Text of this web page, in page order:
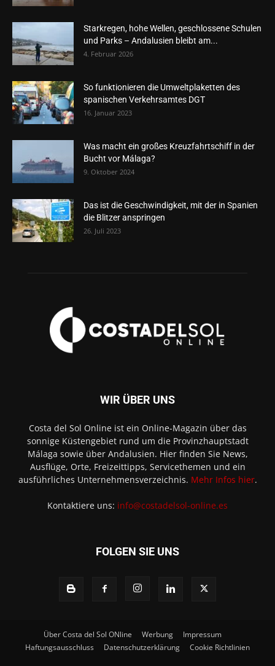
Starkregen, hohe Wellen, geschlossene Schulen
und Parks – Andalusien bleibt am...
4. Februar 2026
So funktionieren die Umweltplaketten des
spanischen Verkehrsamtes DGT
16. Januar 2023
Was macht ein großes Kreuzfahrtschiff in der
Bucht vor Málaga?
9. Oktober 2024
Das ist die Geschwindigkeit, mit der in Spanien
die Blitzer anspringen
26. Juli 2023
WIR ÜBER UNS
Costa del Sol Online ist ein Online-Magazin über das
sonnige Küstengebiet rund um die Provinzhauptstadt
Málaga sowie über Andalusien. Hier finden Sie News,
Ausflüge, Orte, Freizeittipps, Servicethemen und ein
ausführliches Unternehmensverzeichnis. Mehr Infos hier.
Kontaktiere uns: info@costadelsol-online.es
FOLGEN SIE UNS
Über Costa del Sol ONline Werbung
Impressum
Haftungsausschluss
Datenschutzerklärung Cookie Richtlinien